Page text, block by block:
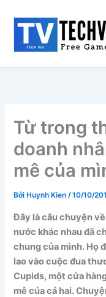
dung
Từ trong
doanh
mê của
Bởi Huynh Kien/10/10/
Đây là câu chuyện
nước khác nhau đã
chung của mình. Họ
lao vào cuộc đua
Cupids, một cửa
mê của cả hai.